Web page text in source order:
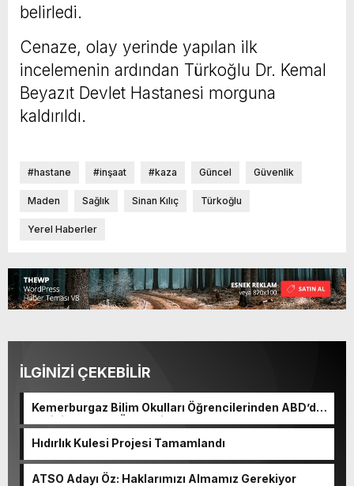
belirledi.
Cenaze, olay yerinde yapılan ilk
incelemenin ardından Türkoğlu Dr. Kemal
Beyazıt Devlet Hastanesi morguna
kaldırıldı.
#hastane #inşaat #kaza Güncel Güvenlik
Maden Sağlık Sinan Kılıç Türkoğlu
Yerel Haberler
İLGİNİZİ ÇEKEBİLİR
Kemerburgaz Bilim Okulları Öğrencilerinden ABD’de
Tarihi Başarı: 6 Öğrenci 14 Madalya Kazandı
Hıdırlık Kulesi Projesi Tamamlandı
ATSO Adayı Öz: Haklarımızı Almamız Gerekiyor